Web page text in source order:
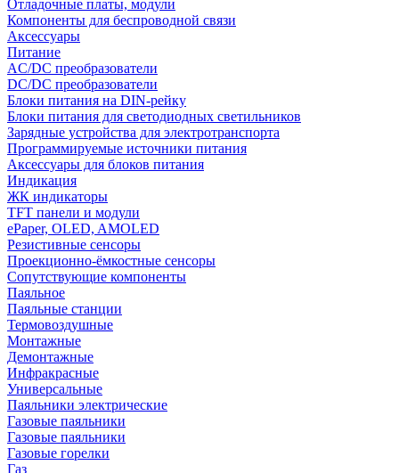
Отладочные платы, модули
Компоненты для беспроводной связи
Аксессуары
Питание
AC/DC преобразователи
DC/DC преобразователи
Блоки питания на DIN-рейку
Блоки питания для светодиодных светильников
Зарядные устройства для электротранспорта
Программируемые источники питания
Аксессуары для блоков питания
Индикация
ЖК индикаторы
TFT панели и модули
ePaper, OLED, AMOLED
Резистивные сенсоры
Проекционно-ёмкостные сенсоры
Сопутствующие компоненты
Паяльное
Паяльные станции
Термовоздушные
Монтажные
Демонтажные
Инфракрасные
Универсальные
Паяльники электрические
Газовые паяльники
Газовые паяльники
Газовые горелки
Газ